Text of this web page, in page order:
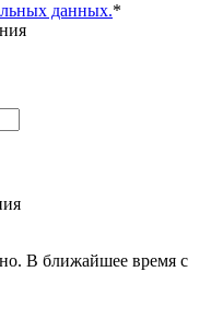
данных.*
В ближайшее время с